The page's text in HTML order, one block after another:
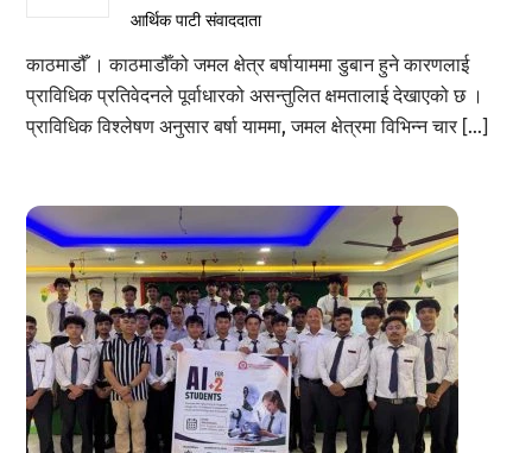
आर्थिक पाटी संवाददाता
काठमाडौँ । काठमाडौँको जमल क्षेत्र बर्षायाममा डुबान हुने कारणलाई
प्राविधिक प्रतिवेदनले पूर्वाधारको असन्तुलित क्षमतालाई देखाएको छ ।
प्राविधिक विश्लेषण अनुसार बर्षा याममा, जमल क्षेत्रमा विभिन्न चार […]